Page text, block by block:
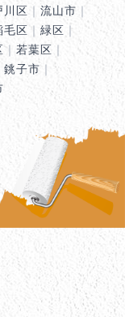
川区 ｜流山市 ｜
毛区 ｜緑区 ｜
｜若葉区 ｜
銚子市 ｜